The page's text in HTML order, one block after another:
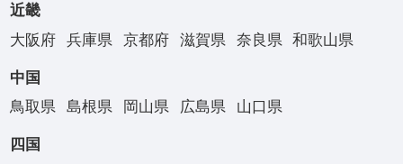
近畿
大阪府
兵庫県 京都府 滋賀県 奈良県 和歌山県
中国
鳥取県
島根県 岡山県 広島県 山口県
四国